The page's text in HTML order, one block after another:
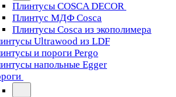
Плинтусы COSCA DECOR
Плинтус МДФ Cosca
Плинтусы Cosca из экополимера
Ultrawood из LDF
и пороги Pergo
напольные Egger